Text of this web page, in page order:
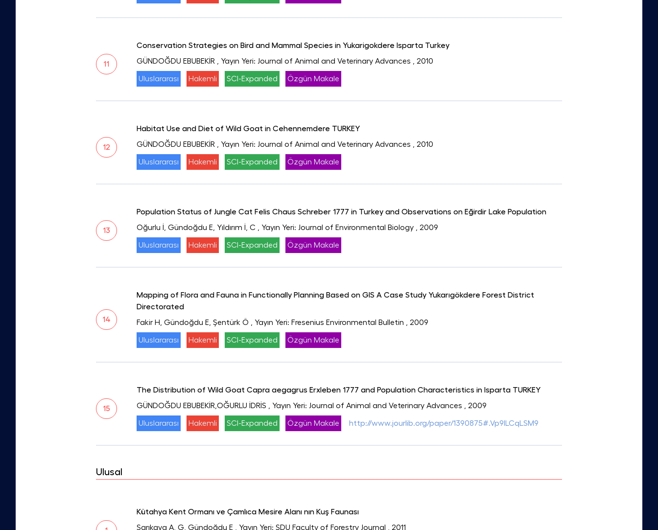
11
Conservation Strategies on Bird and Mammal Species in Yukarigokdere Isparta Turkey
GÜNDOĞDU EBUBEKİR
, Yayın Yeri: Journal of Animal and Veterinary Advances , 2010
Uluslararası Hakemli SCI-Expanded Özgün Makale
12
Habitat Use and Diet of Wild Goat in Cehennemdere TURKEY
GÜNDOĞDU EBUBEKİR
, Yayın Yeri: Journal of Animal and Veterinary Advances , 2010
Uluslararası Hakemli SCI-Expanded Özgün Makale
13
Population Status of Jungle Cat Felis Chaus Schreber 1777 in Turkey and Observations on Eğirdir Lake Population
Oğurlu İ, Gündoğdu E, Yıldırım İ, C
, Yayın Yeri: Journal of Environmental Biology , 2009
Uluslararası Hakemli SCI-Expanded Özgün Makale
14
Mapping of Flora and Fauna in Functionally Planning Based on GIS A Case Study Yukarıgökdere Forest District
Directorated
Fakir H, Gündoğdu E, Şentürk Ö
, Yayın Yeri: Fresenius Environmental Bulletin , 2009
Uluslararası Hakemli SCI-Expanded Özgün Makale
15
The Distribution of Wild Goat Capra aegagrus Erxleben 1777 and Population Characteristics in Isparta TURKEY
GÜNDOĞDU EBUBEKİR,OĞURLU İDRİS
, Yayın Yeri: Journal of Animal and Veterinary Advances , 2009
Uluslararası Hakemli SCI-Expanded Özgün Makale http://www.jourlib.org/paper/1390875#.Vp9lLCqLSM9
Ulusal
Kütahya Kent Ormanı ve Çamlıca Mesire Alanı nın Kuş Faunası
Sarıkaya A, G, Gündoğdu E
, Yayın Yeri: SDU Faculty of Forestry Journal , 2011